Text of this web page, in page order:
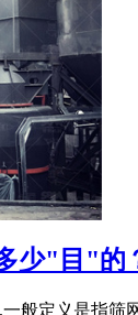
少"目"的
般定义是指